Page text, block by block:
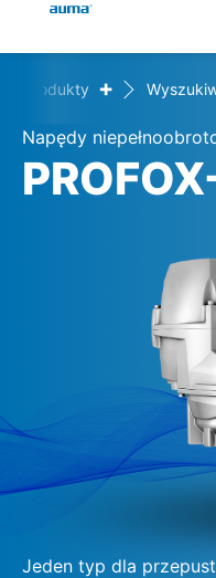
Produkty
Rozwiązania
Przedsiębiorstwo
Global
Europa
Ameryka
Wyszukaj
Produkty +
Napędy
Jeden typ dla